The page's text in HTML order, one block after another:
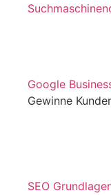
Google
Gewinne
SEO